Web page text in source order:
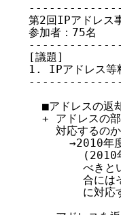
第2回IPアドレス
参加者：75名
[議題]
1. IPアドレス等
■アドレスの返
+ アドレスの
対応するのか
→2010年度
(2010年
べきと
合には
に対応